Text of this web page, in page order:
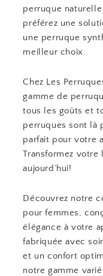
perruque
préférez une
une perruque
meilleur choix.
Chez Les
gamme de
tous les goûts et
perruques sont là
parfait pour votre
Transformez votre
aujourd’hui!
Découvrez notre
pour femmes,
élégance à votre
fabriquée avec
et un confort
notre gamme